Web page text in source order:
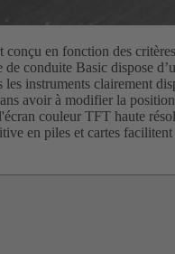
conçu en fonction des critères
de conduite Basic dispose
instruments clairement
avoir à modifier la
couleur TFT haute
en piles et cartes